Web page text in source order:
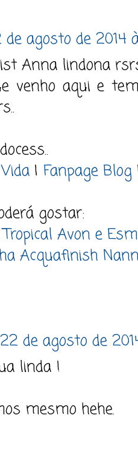
agosto de 2014
Anna lindona
venho aqui e
| Fanpage Blog
gostar:
Tropical Avon e
Acquafinish
22 de agosto de
linda !
mesmo hehe.